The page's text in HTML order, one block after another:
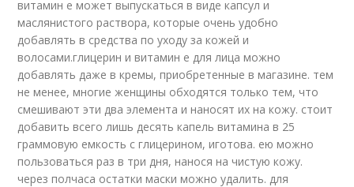
витамин е может выпускаться в виде капсул и
маслянистого раствора, которые очень удобно
добавлять в средства по уходу за кожей и
волосами.глицерин и витамин е для лица можно
добавлять даже в кремы, приобретенные в магазине. тем
не менее, многие женщины обходятся только тем, что
смешивают эти два элемента и наносят их на кожу. стоит
добавить всего лишь десять капель витамина в 25
граммовую емкость с глицерином, иготова. ею можно
пользоваться раз в три дня, нанося на чистую кожу.
через полчаса остатки маски можно удалить. для